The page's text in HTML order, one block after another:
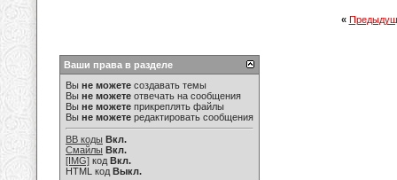
«
Ваши права в разделе
Вы не можете создавать темы
Вы не можете отвечать на сообщения
Вы не можете прикреплять файлы
Вы не можете редактировать сообщения
BB коды Вкл.
Смайлы Вкл.
[IMG] код Вкл.
HTML код Выкл.